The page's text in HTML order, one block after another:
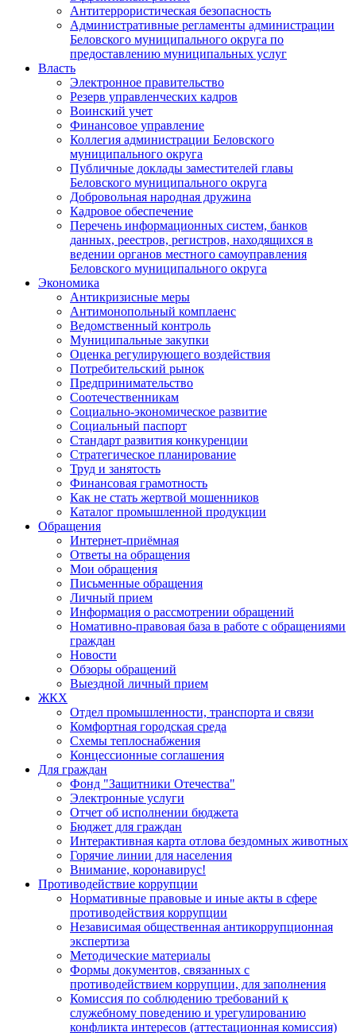
Антитеррористическая безопасность
Административные регламенты администрации
Беловского муниципального округа по
предоставлению муниципальных услуг
Власть
Электронное правительство
Резерв управленческих кадров
Воинский учет
Финансовое управление
Коллегия администрации Беловского
муниципального округа
Публичные доклады заместителей главы
Беловского муниципального округа
Добровольная народная дружина
Кадровое обеспечение
Перечень информационных систем, банков
данных, реестров, регистров, находящихся в
ведении органов местного самоуправления
Беловского муниципального округа
Экономика
Антикризисные меры
Антимонопольный комплаенс
Ведомственный контроль
Муниципальные закупки
Оценка регулирующего воздействия
Потребительский рынок
Предпринимательство
Соотечественникам
Социально-экономическое развитие
Социальный паспорт
Стандарт развития конкуренции
Стратегическое планирование
Труд и занятость
Финансовая грамотность
Как не стать жертвой мошенников
Каталог промышленной продукции
Обращения
Интернет-приёмная
Ответы на обращения
Мои обращения
Письменные обращения
Личный прием
Информация о рассмотрении обращений
Номативно-правовая база в работе с обращениями
граждан
Новости
Обзоры обращений
Выездной личный прием
ЖКХ
Отдел промышленности, транспорта и связи
Комфортная городская среда
Схемы теплоснабжения
Концессионные соглашения
Для граждан
Фонд "Защитники Отечества"
Электронные услуги
Отчет об исполнении бюджета
Бюджет для граждан
Интерактивная карта отлова бездомных животных
Горячие линии для населения
Внимание, коронавирус!
Противодействие коррупции
Нормативные правовые и иные акты в сфере
противодействия коррупции
Независимая общественная антикоррупционная
экспертиза
Методические материалы
Формы документов, связанных с
противодействием коррупции, для заполнения
Комиссия по соблюдению требований к
служебному поведению и урегулированию
конфликта интересов (аттестационная комиссия)